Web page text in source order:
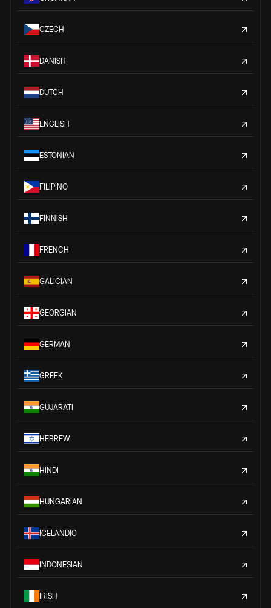
CZECH
DANISH
DUTCH
ENGLISH
ESTONIAN
FILIPINO
FINNISH
FRENCH
GALICIAN
GEORGIAN
GERMAN
GREEK
GUJARATI
HEBREW
HINDI
HUNGARIAN
ICELANDIC
INDONESIAN
IRISH